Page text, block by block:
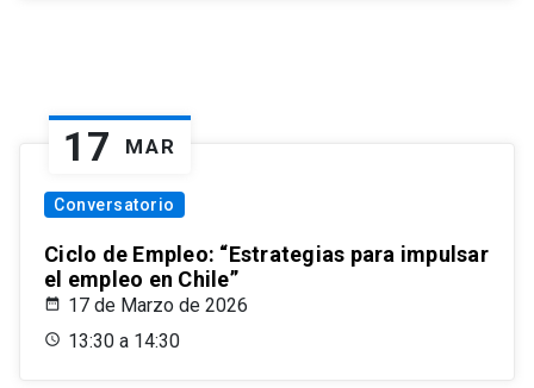
17 MAR
Conversatorio
Ciclo de Empleo: “Estrategias para impulsar
el empleo en Chile”
17 de Marzo de 2026
13:30 a 14:30